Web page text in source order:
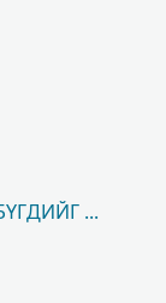
НЬ ҮЗЭХ